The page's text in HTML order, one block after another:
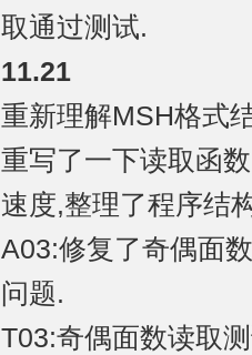
取通过测试.
11.21
重新理解MSH格式
重写了一下读取函
速度,整理了程序结
A03:修复了奇偶面
问题.
T03:奇偶面数读取